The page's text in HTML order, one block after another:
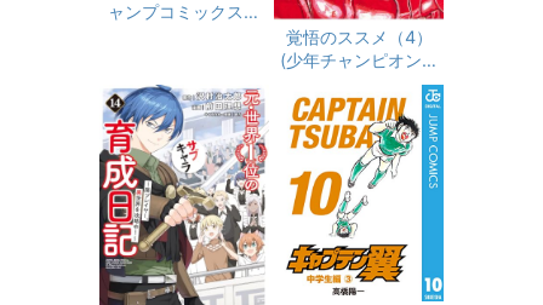
ャンプコミックスDI
覚悟のススメ（4）
(少年チャンピオン・